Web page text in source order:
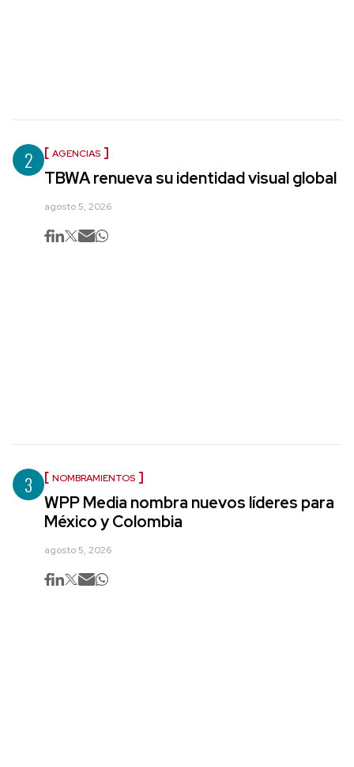
2 AGENCIAS
TBWA renueva su identidad visual global
agosto 5, 2026
3 NOMBRAMIENTOS
WPP Media nombra nuevos líderes para
México y Colombia
agosto 5, 2026